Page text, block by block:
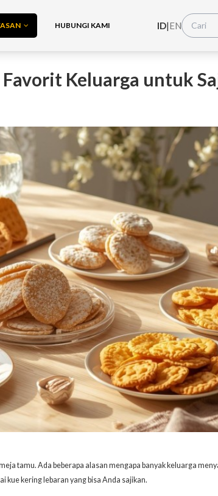
HUBUNGI KAMI ID|EN
Keluarga untuk
tamu. Ada beberapa alasan mengapa banyak keluarga
kue kering lebaran yang bisa Anda sajikan.